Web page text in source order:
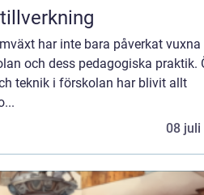
har inte bara påverkat vuxna
och dess pedagogiska praktik.
teknik i förskolan har blivit allt
08 juli